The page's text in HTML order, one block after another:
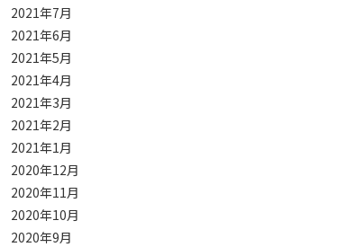
2021年7月
2021年6月
2021年5月
2021年4月
2021年3月
2021年2月
2021年1月
2020年12月
2020年11月
2020年10月
2020年9月